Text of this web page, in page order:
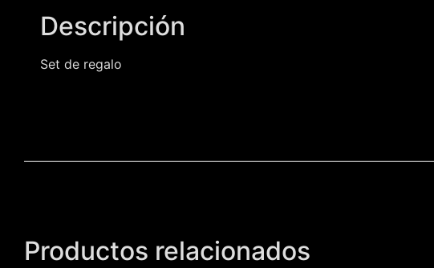
Descripción
Set de regalo
Productos relacionados